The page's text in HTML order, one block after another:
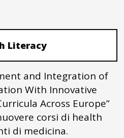
Literacy
and Integration of
With Innovative
Across Europe”
corsi di health
di medicina.